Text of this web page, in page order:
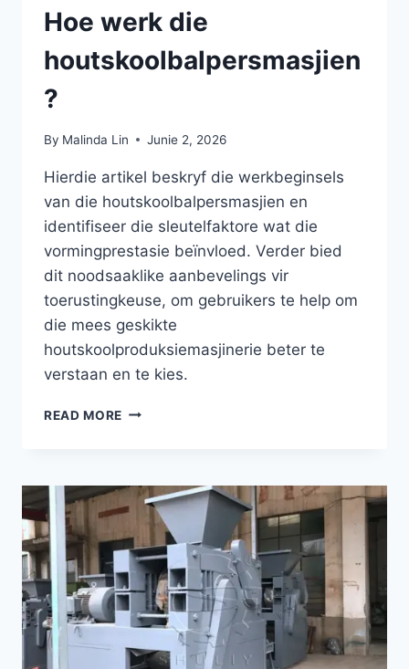
Hoe werk die
houtskoolbalpersmasjien
?
By Malinda Lin Junie 2, 2026
Hierdie artikel beskryf die werkbeginsels
van die houtskoolbalpersmasjien en
identifiseer die sleutelfaktore wat die
vormingprestasie beïnvloed. Verder bied
dit noodsaaklike aanbevelings vir
toerustingkeuse, om gebruikers te help om
die mees geskikte
houtskoolproduksiemasjinerie beter te
verstaan en te kies.
READ MORE HOE